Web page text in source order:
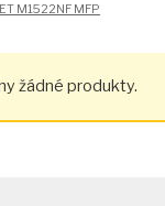
M1522NF MFP
žádné produkty.